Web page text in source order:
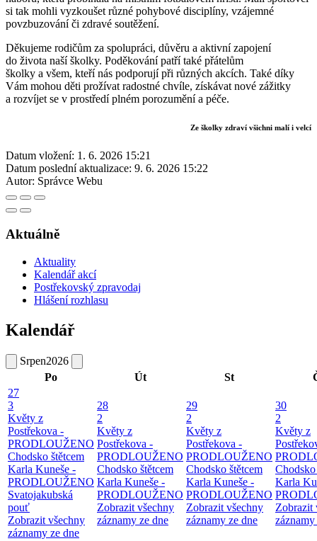
si tak mohli vyzkoušet různé pohybové disciplíny, vzájemné
povzbuzování či zdravé soutěžení.
Děkujeme rodičům za spolupráci, důvěru a aktivní zapojení
do života naší školky. Poděkování patří také přátelům
školky a všem, kteří nás podporují při různých akcích. Také díky
Vám mohou děti prožívat radostné chvíle, získávat nové zážitky
a rozvíjet se v prostředí plném porozumění a péče.
Ze školky zdraví všichni malí i velcí
Datum vložení: 1. 6. 2026 15:21
Datum poslední aktualizace: 9. 6. 2026 15:22
Autor: Správce Webu
Aktuálně
Aktuality
Kalendář akcí
Postřekovský zpravodaj
Hlášení rozhlasu
Kalendář
Srpen2026
Po
Út St
27
3
Květy z
Postřekova -
PRODLOUŽENO
Chodsko štětcem
Karla Kuneše -
PRODLOUŽENO
Svatojakubská
pouť
Zobrazit všechny
záznamy ze dne
28
2
Květy z
Postřekova -
PRODLOUŽENO
Chodsko štětcem
Karla Kuneše -
PRODLOUŽENO
Zobrazit všechny
záznamy ze dne
29
2
Květy z
Postřekova -
PRODLOUŽENO
Chodsko štětcem
Karla Kuneše -
PRODLOUŽENO
Zobrazit všechny
záznamy ze dne
30
2
Květy z
Chodsko
Karla
Zobrazit